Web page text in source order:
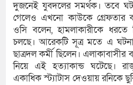
দুজনেই যুবদলের সমর্থক। তবে
গেলেও এখনো কাউকে গ্রেফতার
ওসি বলেন, হামলাকারীকে ধরতে
চলছে। আরেকটি সূত্র মতে এ
ছাত্রদল কর্মী ছিলেন। এলাকাবাসীর
নিয়ে এই হত্যাকান্ড ঘটেছে।
একাধিক স্ট্যাটাস দেওয়ায় রনিকে